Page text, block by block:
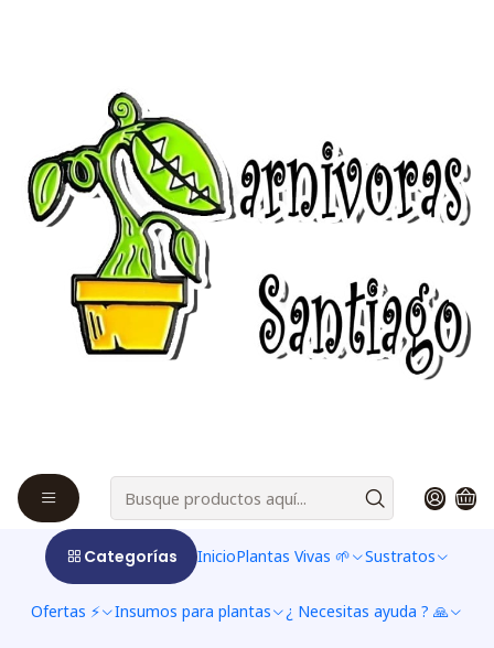
Categorías InicioPlantas Vivas 🌱 Sustratos
Ofertas ⚡ Insumos para plantas ¿ Necesitas ayuda ? 🙏